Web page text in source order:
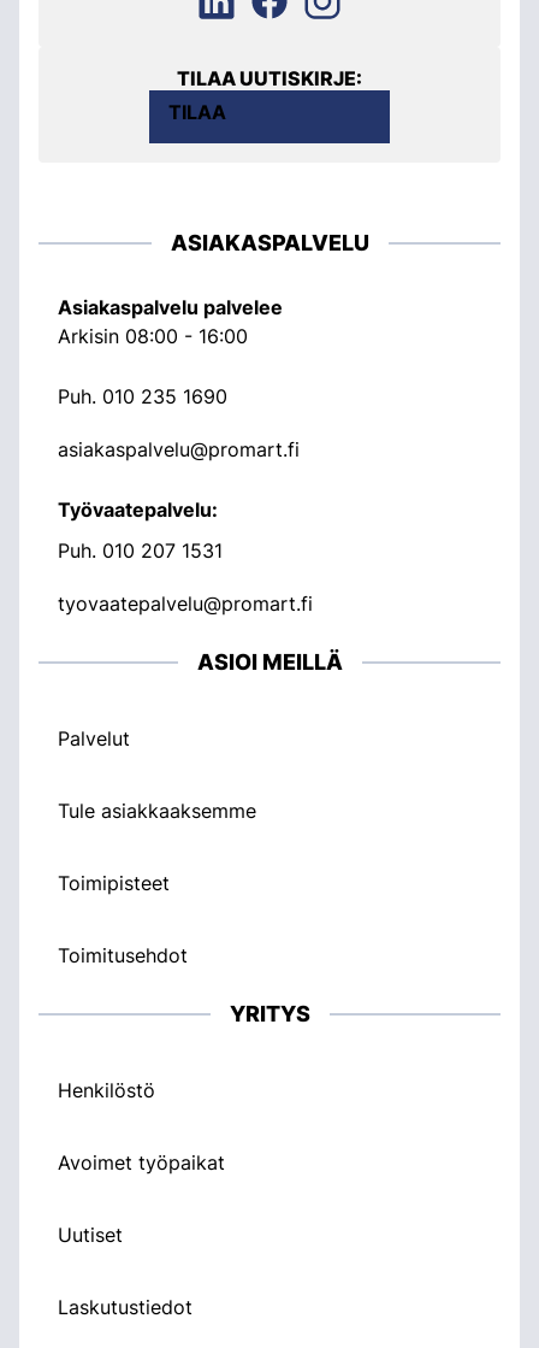
TILAA UUTISKIRJE:
TILAA
ASIAKASPALVELU
Asiakaspalvelu palvelee
Arkisin 08:00 - 16:00
Puh. 010 235 1690
asiakaspalvelu@promart.fi
Työvaatepalvelu:
Puh. 010 207 1531
tyovaatepalvelu@promart.fi
ASIOI MEILLÄ
Palvelut
Tule asiakkaaksemme
Toimipisteet
Toimitusehdot
YRITYS
Henkilöstö
Avoimet työpaikat
Uutiset
Laskutustiedot